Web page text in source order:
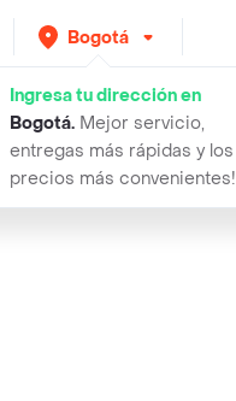
Bogotá
Ingresa tu dirección en
Bogotá. Mejor servicio,
entregas más rápidas y los
precios más convenientes!
alm celeste 040x070x13